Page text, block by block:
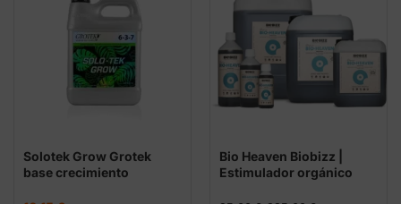
Solotek Grow Grotek
base crecimiento
Bio Heaven Biobizz |
Estimulador orgánico